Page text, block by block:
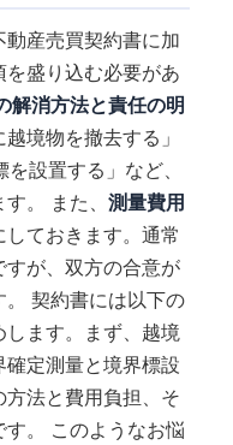
産売買契約書に加
盛り込む必要があ
解消方法と責任の明
境物を撤去する」
設置する」など、
。 また、 測量費用
しておきます。通常
が、双方の合意が
契約書には以下の
ます。まず、越境
定測量と境界標設
法と費用負担、そ
。 このようなお悩